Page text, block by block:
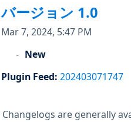
バージョン 1.0
Mar 7, 2024, 5:47 PM
New
Plugin Feed: 202403071747
Changelogs are generally